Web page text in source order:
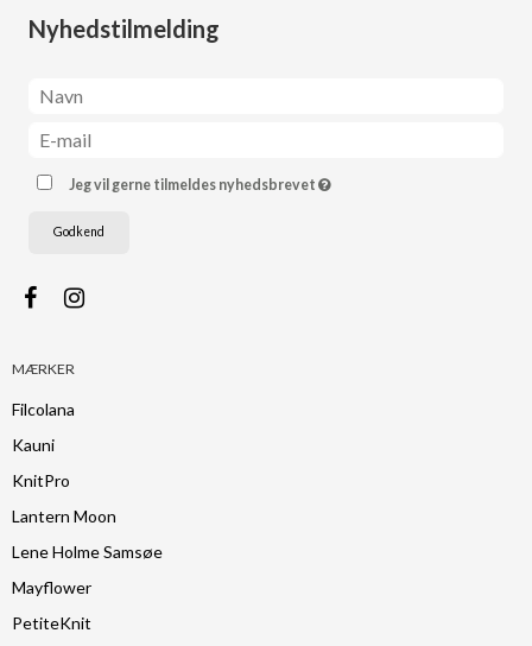
Nyhedstilmelding
Jeg vil gerne tilmeldes nyhedsbrevet
Godkend
MÆRKER
Filcolana
Kauni
KnitPro
Lantern Moon
Lene Holme Samsøe
Mayflower
PetiteKnit